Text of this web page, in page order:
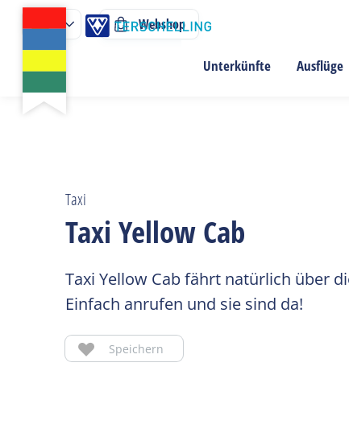
Unterkünfte Ausflüge
Webshop
Taxi
Taxi Yellow Cab
Taxi Yellow Cab fährt natürlich über
Einfach anrufen und sie sind da!
Speichern